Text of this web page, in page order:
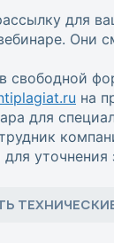
для
Они
свободной
на
для
уточнения